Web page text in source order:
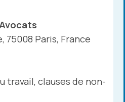
75008 Paris, France
travail, clauses de non-